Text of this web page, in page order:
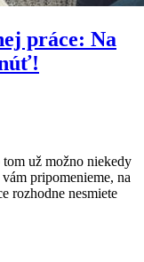
práce: Na
už možno niekedy
pripomenieme, na
rozhodne nesmiete